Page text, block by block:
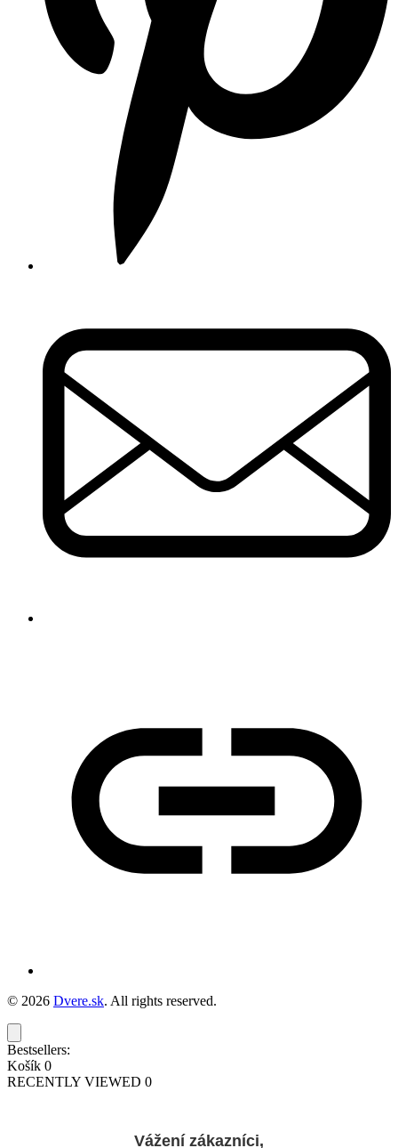
© 2026 Dvere.sk. All rights reserved.
Bestsellers:
Košík 0
RECENTLY VIEWED 0
Vážení zákazníci,